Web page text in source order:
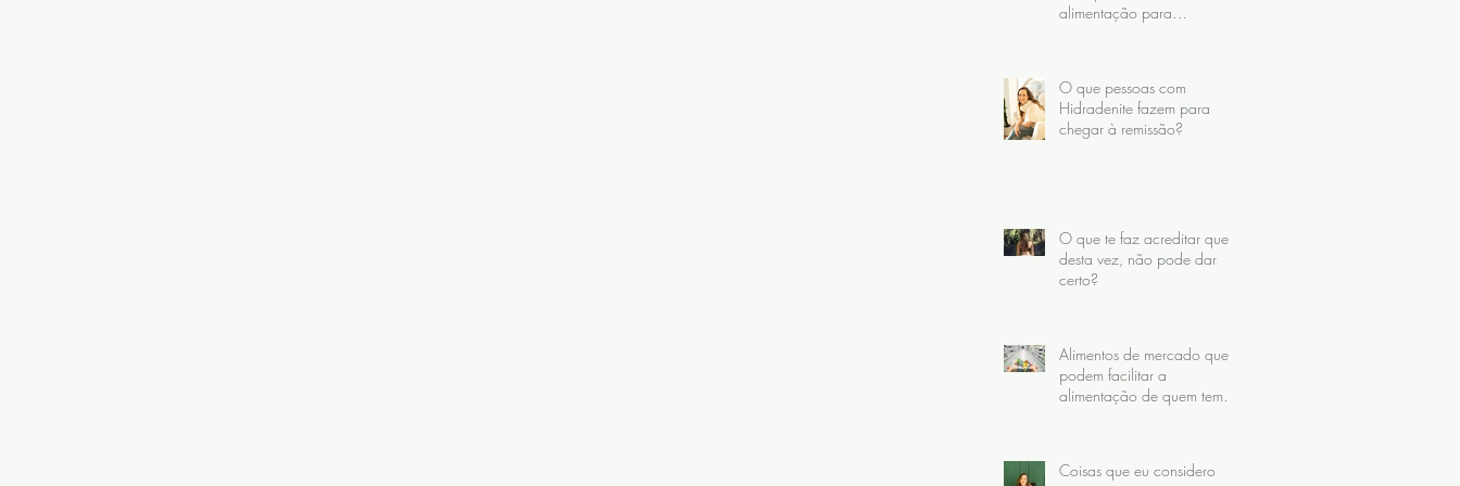
alimentação para
O que pessoas com
Hidradenite fazem para
chegar à remissão?
O que te faz acreditar que,
desta vez, não pode dar
certo?
Alimentos de mercado que
podem facilitar a
alimentação de quem tem
Coisas que eu considero